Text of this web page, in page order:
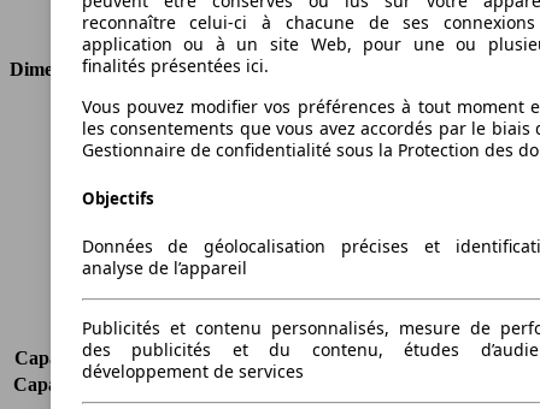
Type de traction
Traction avant
Dimensions
Longueur
4857 mm
Hauteur
1677 mm
Empattement
Charge maximale
812 kg
Portes
Sièges
5
Charge sur toit
-
Capacité de remorquage (sans freins) 750 kg
Capacité de remorquage (avec freins)
reconnaître celui-ci à chacune de ses
application ou à un site Web, pour une ou
finalités présentées ici.
Vous pouvez modifier vos préférences à tout moment
les consentements que vous avez accordés par le biais
Gestionnaire de confidentialité sous la Protection des
Objectifs
Données de géolocalisation précises et
analyse de l’appareil
Publicités et contenu personnalisés, mesure de
des publicités et du contenu, études
développement de services